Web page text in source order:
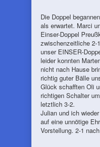
Die Doppel
als erwartet. Marci
Einser-Doppel
zwischenzeitliche 2-
unser EINSER-
leider konnten
nicht nach Hause
richtig guter Bälle
Glück schafften Oli
richtigen Schalter
letztlich 3-2.
Julian und ich
auf eine unnötige
Vorstellung. 2-1